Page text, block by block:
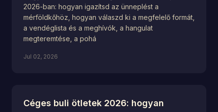
2026-ban: hogyan igazítsd az ünneplést a
mérföldkőhöz, hogyan válaszd ki a megfelelő formát,
a vendéglista és a meghívók, a hangulat
megteremtése, a pohá
Jul 02, 2026
Céges buli ötletek 2026: hogyan